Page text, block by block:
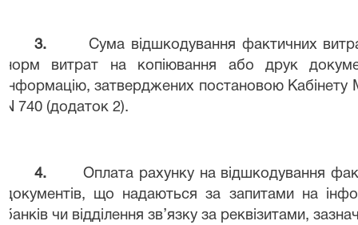
3.
Сума відшкодування фактичних
норм витрат на копіювання або друк
інформацію, затверджених постановою Кабінету
N 740 (додаток 2).
4. Оплата рахунку на відшкодування
документів, що
надаються за запитами на
банків чи відділення зв’язку за реквізитами,